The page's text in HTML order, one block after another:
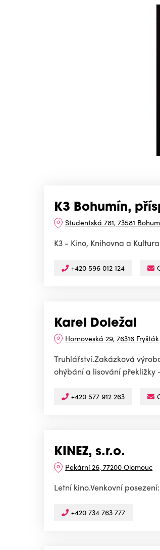
K3 Bohumín,
Studentská 781, 73581
K3 - Kino, Knihovna a
+420 596 012 124
Karel Doležal
Hornoveská 29, 76316 Fryšták
Truhlářství.Zakázková
ohýbání a lisování překližky
+420 577 912 263
KINEZ, s.r.o.
Pekární 26, 77200 Olomouc
Letní kino.Venkovní
+420 734 763 777